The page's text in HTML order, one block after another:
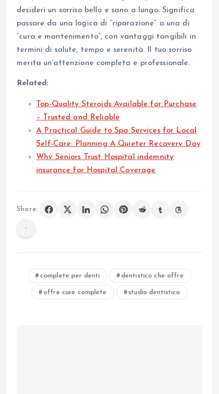
desideri un sorriso bello e sano a lungo. Significa
passare da una logica di “riparazione” a una di
“cura e mantenimento”, con vantaggi tangibili in
termini di salute, tempo e serenità. Il tuo sorriso
merita un’attenzione completa e professionale.
Related:
Top-Quality Steroids Available for Purchase
– Trusted and Reliable
A Practical Guide to Spa Services for Local
Self-Care: Planning A Quieter Recovery Day
Why Seniors Trust Hospital indemnity
insurance for Hospital Coverage
Share:
complete per denti dentistico che offre
offre cure complete studio dentistico